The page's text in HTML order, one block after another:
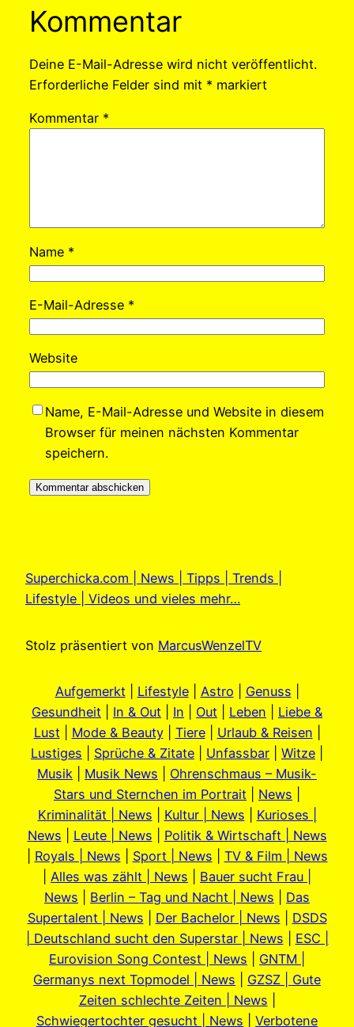
Kommentar
Deine E-Mail-Adresse wird nicht veröffentlicht.
Erforderliche Felder sind mit * markiert
Kommentar *
Name *
E-Mail-Adresse *
Website
Name, E-Mail-Adresse und Website in diesem
Browser für meinen nächsten Kommentar
speichern.
Superchicka.com | News | Tipps | Trends |
Lifestyle | Videos und vieles mehr…
Stolz präsentiert von MarcusWenzelTV
Aufgemerkt| Lifestyle| Astro Genuss
Gesundheit
In & Out In Out Leben
Liebe &
Lust| Mode & Beauty| Tiere| Urlaub & Reisen
Lustiges
Sprüche & Zitate Unfassbar Witze
Musik
Musik News
Ohrenschmaus – Musik-
Stars und Sternchen im Portrait
News
Kriminalität | News
Kultur | News
Kurioses |
News
Leute | News
Politik & Wirtschaft | News
Royals | News Sport | News
TV & Film | News
Alles was zählt | News
Bauer sucht Frau |
News
Berlin – Tag und Nacht | News
Das
Supertalent | News
Der Bachelor | News
DSDS
| Deutschland sucht den Superstar | News
ESC |
Eurovision Song Contest | News
GNTM |
Germanys next Topmodel | News
GZSZ | Gute
Zeiten schlechte Zeiten | News
Schwiegertochter gesucht | News
Verbotene